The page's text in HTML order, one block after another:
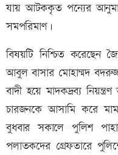
যায় আটককৃত পন্যের
সমপরিমাণ।
বিষয়টি নিশ্চিত করেছেন
আবুল বাসার মোহাম্মদ
বাদী হয়ে মাদকদ্রব্য
চারজনকে আসামি করে
বুধবার সকালে পুলিশ
পলাতকদের গ্রেফতারে